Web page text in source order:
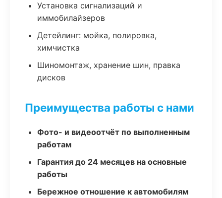
Установка сигнализаций и
иммобилайзеров
Детейлинг: мойка, полировка,
химчистка
Шиномонтаж, хранение шин, правка
дисков
Преимущества работы с нами
Фото- и видеоотчёт по выполненным
работам
Гарантия до 24 месяцев на основные
работы
Бережное отношение к автомобилям